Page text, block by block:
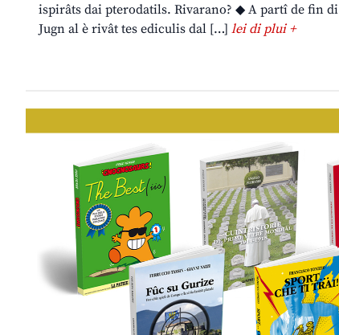
ispirâts dai pterodatils. Rivarano? ◆ A partî de fin di
Jugn al è rivât tes ediculis dal […] lei di plui +